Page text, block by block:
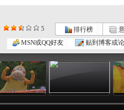
5 排行榜
MSN或QQ好友 贴到博客或
小小智慧树...
03:24
小小智慧树...
01:26